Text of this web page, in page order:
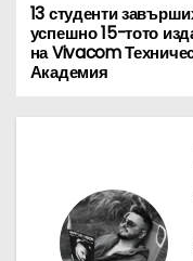
Н
а
в
13 студенти
успешно 15-тото
на Vivacom
Академия